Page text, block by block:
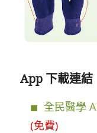
App 下載連結
全民醫學
(免費)